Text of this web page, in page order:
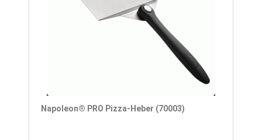
Napoleon® PRO Pizza-Heber (70003)